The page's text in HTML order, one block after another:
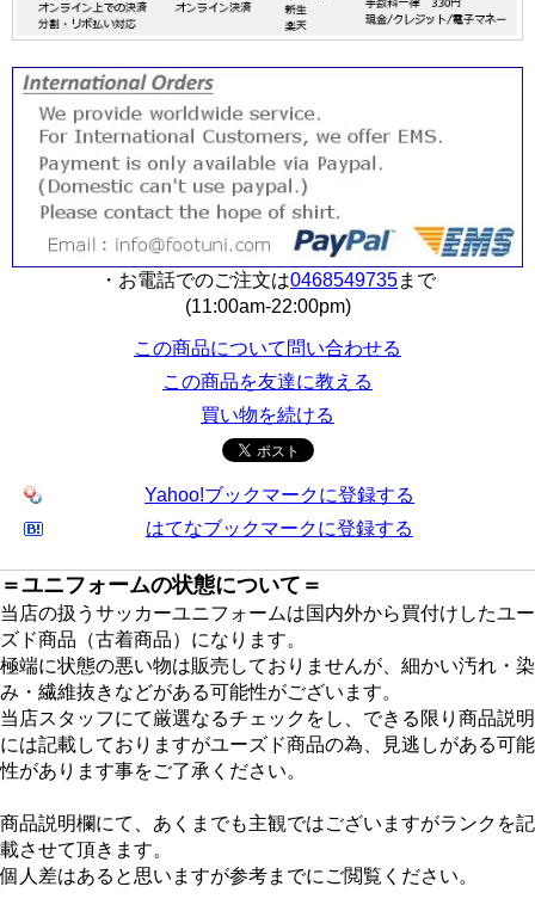
・お電話でのご注文は0468549735まで
(11:00am-22:00pm)
この商品について問い合わせる
この商品を友達に教える
買い物を続ける
Yahoo!ブックマークに登録する
はてなブックマークに登録する
＝ユニフォームの状態について＝
当店の扱うサッカーユニフォームは国内外から買付けしたユー
ズド商品（古着商品）になります。
極端に状態の悪い物は販売しておりませんが、細かい汚れ・染
み・繊維抜きなどがある可能性がございます。
当店スタッフにて厳選なるチェックをし、できる限り商品説明
には記載しておりますがユーズド商品の為、見逃しがある可能
性があります事をご了承ください。
商品説明欄にて、あくまでも主観ではございますがランクを記
載させて頂きます。
個人差はあると思いますが参考までにご閲覧ください。